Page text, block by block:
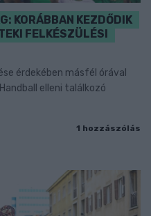
KORÁBBAN KEZDŐDIK
FELKÉSZÜLÉSI
érdekében másfél órával
elleni találkozó
1 hozzászólás